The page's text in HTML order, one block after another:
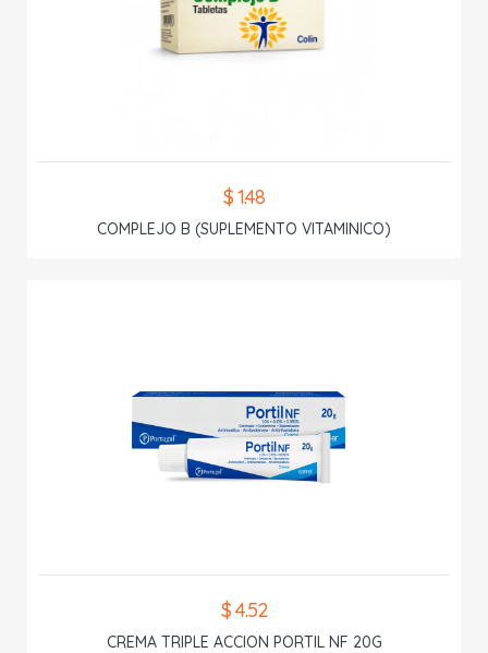
$ 1.48
COMPLEJO B (SUPLEMENTO VITAMINICO)
$ 4.52
CREMA TRIPLE ACCION PORTIL NF 20G